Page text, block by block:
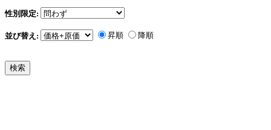
性別限定:
並び替え: 昇順 降順